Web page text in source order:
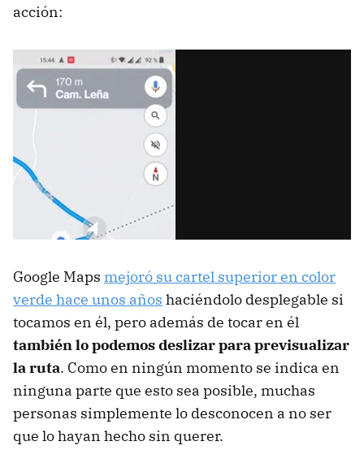
acción:
Google Maps mejoró su cartel superior en color
verde hace unos años haciéndolo desplegable si
tocamos en él, pero además de tocar en él
también lo podemos deslizar para previsualizar
la ruta. Como en ningún momento se indica en
ninguna parte que esto sea posible, muchas
personas simplemente lo desconocen a no ser
que lo hayan hecho sin querer.